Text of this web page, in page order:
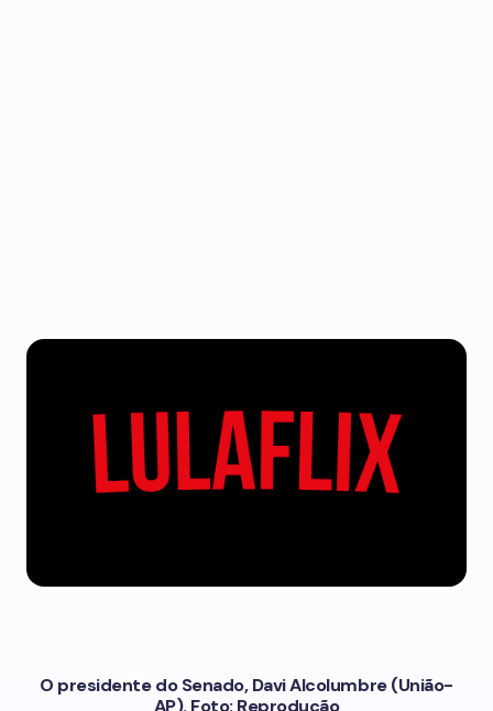
O presidente do Senado, Davi Alcolumbre (União-
AP). Foto: Reprodução